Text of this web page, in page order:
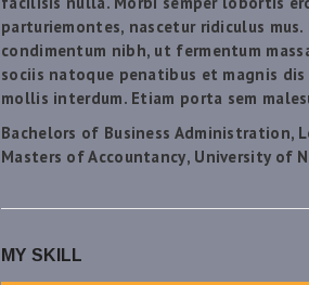
parturiemontes, nascetur ridiculus
condimentum nibh, ut fermentum
sociis natoque penatibus et magnis
mollis interdum. Etiam porta sem
Bachelors of Business Administration,
Masters of Accountancy, University of
MY SKILL